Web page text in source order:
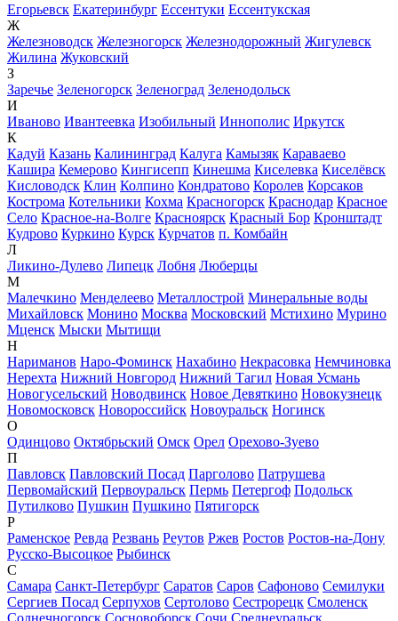
Егорьевск Екатеринбург Ессентуки Ессентукская
Ж
Железноводск Железногорск Железнодорожный Жигулевск
Жилина Жуковский
З
Заречье Зеленогорск Зеленоград Зеленодольск
И
Иваново Ивантеевка Изобильный Иннополис Иркутск
К
Кадуй Казань Калининград Калуга Камызяк Караваево
Кашира Кемерово Кингисепп Кинешма Киселевка Киселёвск
Кисловодск Клин Колпино Кондратово Королев Корсаков
Кострома Котельники Кохма Красногорск Краснодар Красное
Село Красное-на-Волге Красноярск Красный Бор Кронштадт
Кудрово Куркино Курск Курчатов п. Комбайн
Л
Ликино-Дулево Липецк Лобня Люберцы
М
Малечкино Менделеево Металлострой Минеральные воды
Михайловск Монино Москва Московский Мстихино Мурино
Мценск Мыски Мытищи
Н
Нариманов Наро-Фоминск Нахабино Некрасовка Немчиновка
Нерехта Нижний Новгород Нижний Тагил Новая Усмань
Новогусельский Новодвинск Новое Девяткино Новокузнецк
Новомосковск Новороссийск Новоуральск Ногинск
О
Одинцово Октябрьский Омск Орел Орехово-Зуево
П
Павловск Павловский Посад Парголово Патрушева
Первомайский Первоуральск Пермь Петергоф Подольск
Путилково Пушкин Пушкино Пятигорск
Р
Раменское Ревда Резвань Реутов Ржев Ростов Ростов-на-Дону
Русско-Высоцкое Рыбинск
С
Самара Санкт-Петербург Саратов Саров Сафоново Семилуки
Сергиев Посад Серпухов Сертолово Сестрорецк Смоленск